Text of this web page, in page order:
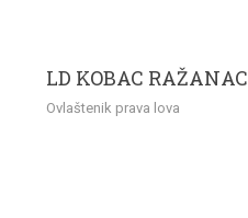
LD KOBAC RAŽANAC
Ovlaštenik prava lova